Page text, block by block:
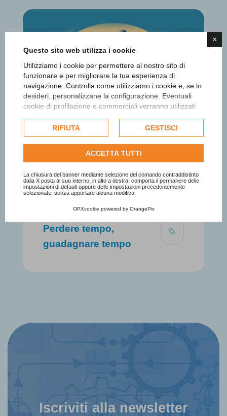
×
Questo sito web utilizza i cookie
Utilizziamo i cookie per permettere al nostro sito di
funzionare e per migliorare la tua esperienza di
navigazione. Controlla come utilizziamo i cookie e, se lo
desideri, personalizzane la configurazione. Eventuali
cookie di profilazione o commerciali verranno utilizzati
dell'utente e, se consentito, potrebbero essere utilizzati
per personalizzare gli annunci pubblicitari. Per ulteriori
informazioni su come Google utilizza i dati raccolti,
politica sulla privacy di Google
Consulta l'informativa cookie completa.
RIFIUTA GESTISCI
ACCETTA TUTTI
La chiusura del banner mediante selezione del comando contraddistinto
dalla X posta al suo interno, in alto a destra, comporta il permanere delle
impostazioni di default oppure delle impostazioni precedentemente
selezionate, senza apportare alcuna modifica.
OPXcookie powered by OrangePix
Modernizzare stanca.
Perdere tempo,
guadagnare tempo
Iscriviti alla newsletter